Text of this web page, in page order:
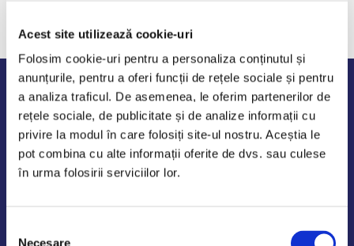
Acest site utilizează cookie-uri
Folosim cookie-uri pentru a personaliza conținutul și
anunțurile, pentru a oferi funcții de rețele sociale și pentru
a analiza traficul. De asemenea, le oferim partenerilor de
rețele sociale, de publicitate și de analize informații cu
privire la modul în care folosiți site-ul nostru. Aceștia le
pot combina cu alte informații oferite de dvs. sau culese
în urma folosirii serviciilor lor.
Necesare
Program de lucru
Luni - Vineri: 09:00-18:00
Sambata - Duminica: 10:00-14:00